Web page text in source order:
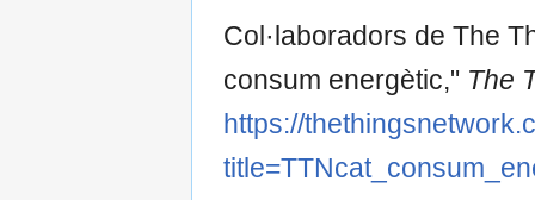
Col·laboradors de The
consum energètic," The
https://